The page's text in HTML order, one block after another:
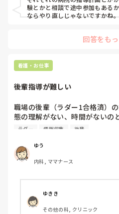
験とかと相談で途中参加もある
ならやり直しじゃないですかね。
回答をも
看護・お仕事
後輩指導が難しい
職場の後輩（ラダー1合格済）
態の理解がない、時間がないの
で情報収集できずに回り始める
焦ってインシデントをおこして
苦手。その都度振り返りをした
て対応してますが。自分でも
か？
ラダー 情報収集 後輩
ゆう
内科, ママナース
ゆきき
その他の科, クリニック